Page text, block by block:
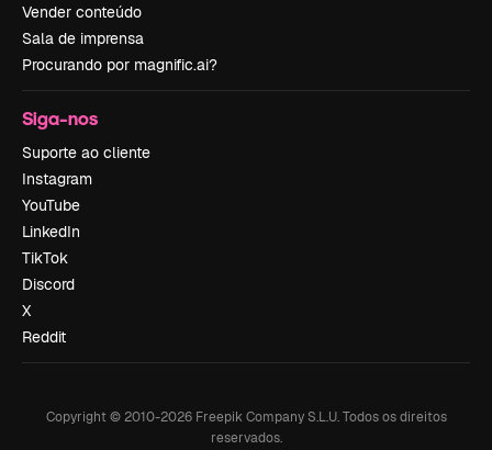
Vender conteúdo
Sala de imprensa
Procurando por magnific.ai?
Siga-nos
Suporte ao cliente
Instagram
YouTube
LinkedIn
TikTok
Discord
X
Reddit
Copyright © 2010-2026Freepik Company S.L.U. Todos os direitos
reservados.